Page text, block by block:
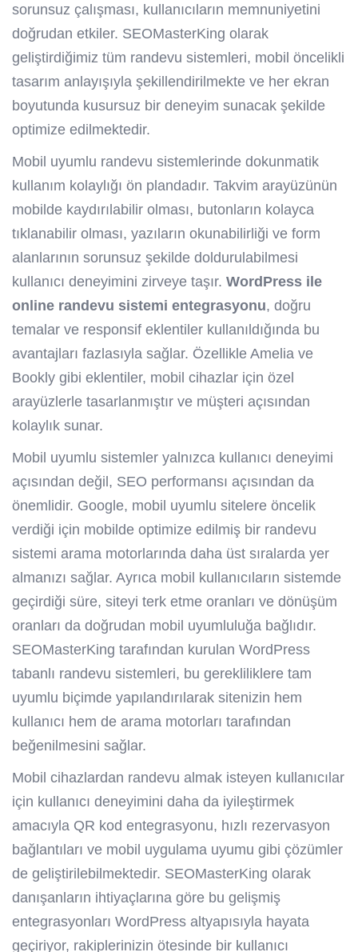
sorunsuz çalışması, kullanıcıların memnuniyetini
doğrudan etkiler. SEOMasterKing olarak
geliştirdiğimiz tüm randevu sistemleri, mobil öncelikli
tasarım anlayışıyla şekillendirilmekte ve her ekran
boyutunda kusursuz bir deneyim sunacak şekilde
optimize edilmektedir.
Mobil uyumlu randevu sistemlerinde dokunmatik
kullanım kolaylığı ön plandadır. Takvim arayüzünün
mobilde kaydırılabilir olması, butonların kolayca
tıklanabilir olması, yazıların okunabilirliği ve form
alanlarının sorunsuz şekilde doldurulabilmesi
kullanıcı deneyimini zirveye taşır. WordPress ile
online randevu sistemi entegrasyonu, doğru
temalar ve responsif eklentiler kullanıldığında bu
avantajları fazlasıyla sağlar. Özellikle Amelia ve
Bookly gibi eklentiler, mobil cihazlar için özel
arayüzlerle tasarlanmıştır ve müşteri açısından
kolaylık sunar.
Mobil uyumlu sistemler yalnızca kullanıcı deneyimi
açısından değil, SEO performansı açısından da
önemlidir. Google, mobil uyumlu sitelere öncelik
verdiği için mobilde optimize edilmiş bir randevu
sistemi arama motorlarında daha üst sıralarda yer
almanızı sağlar. Ayrıca mobil kullanıcıların sistemde
geçirdiği süre, siteyi terk etme oranları ve dönüşüm
oranları da doğrudan mobil uyumluluğa bağlıdır.
SEOMasterKing tarafından kurulan WordPress
tabanlı randevu sistemleri, bu gerekliliklere tam
uyumlu biçimde yapılandırılarak sitenizin hem
kullanıcı hem de arama motorları tarafından
beğenilmesini sağlar.
Mobil cihazlardan randevu almak isteyen kullanıcılar
için kullanıcı deneyimini daha da iyileştirmek
amacıyla QR kod entegrasyonu, hızlı rezervasyon
bağlantıları ve mobil uygulama uyumu gibi çözümler
de geliştirilebilmektedir. SEOMasterKing olarak
danışanların ihtiyaçlarına göre bu gelişmiş
entegrasyonları WordPress altyapısıyla hayata
geçiriyor, rakiplerinizin ötesinde bir kullanıcı